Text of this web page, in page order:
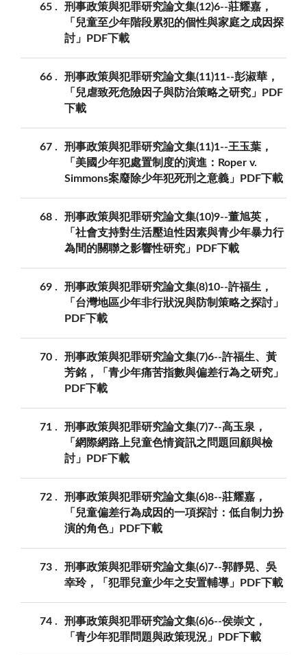
65
刑事政策與犯罪研究論文集(12)6--莊耀嘉，
「兒童至少年階段累犯的個性與家庭之成因探
討」PDF下載
66
刑事政策與犯罪研究論文集(11)11--彭淑華，
「兒虐致死危險因子與防治策略之研究」PDF
下載
67
刑事政策與犯罪研究論文集(11)1--王玉葉，
「美國少年犯處置制度的演進：Roper v.
Simmons案廢除少年犯死刑之意義」PDF下載
68
刑事政策與犯罪研究論文集(10)9--董旭英，
「社會支持對生活壓迫性因素與青少年暴力行
為間的關聯之影響性研究」PDF下載
69
刑事政策與犯罪研究論文集(8)10--許福生，
「台灣地區少年非行狀況與防制策略之探討」
PDF下載
70
刑事政策與犯罪研究論文集(7)6--許福生、黃
芳銘，「青少年痛苦指數與偏差行為之研究」
PDF下載
71
刑事政策與犯罪研究論文集(7)7--高玉泉，
「網際網路上兒童色情資訊之問題回顧與檢
討」PDF下載
72
刑事政策與犯罪研究論文集(6)8--莊耀嘉，
「兒童偏差行為成因的一項探討：低自制力扮
演的角色」PDF下載
73
刑事政策與犯罪研究論文集(6)7--郭靜晃、吳
幸玲，「犯罪兒童少年之安置輔導」PDF下載
74
刑事政策與犯罪研究論文集(6)6--侯崇文，
「青少年犯罪問題與政策現況」PDF下載